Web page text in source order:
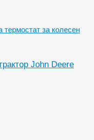
термостат за колесен
John Deere